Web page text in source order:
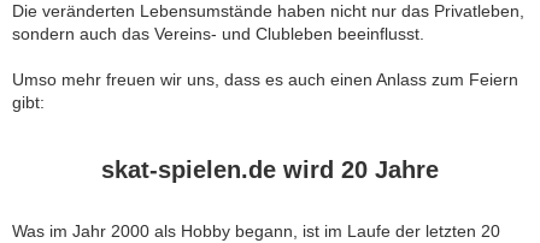
Die veränderten Lebensumstände haben nicht nur das Privatleben,
sondern auch das Vereins- und Clubleben beeinflusst.
Umso mehr freuen wir uns, dass es auch einen Anlass zum Feiern
gibt:
skat-spielen.de wird 20 Jahre
Was im Jahr 2000 als Hobby begann, ist im Laufe der letzten 20